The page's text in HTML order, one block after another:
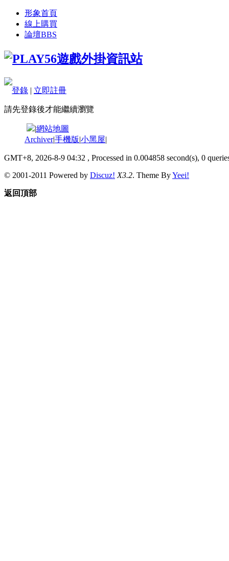
形象首頁
線上購買
論壇BBS
登錄 | 立即註冊
請先登錄後才能繼續瀏覽
|網站地圖
Archiver|手機版|小黑屋|
GMT+8, 2026-8-9 04:32 , Processed in 0.004858 second(s), 0
© 2001-2011 Powered by Discuz! X3.2. Theme ByYeei!
返回頂部